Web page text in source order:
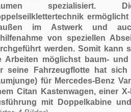
spezialisiert.
im Astwerk und
von speziellen
werden. Somit kann
Arbeiten möglichst baum-
seine Fahrzeugflotte hat
für Mercedes-Benz
Citan Kastenwagen, einer
mit Doppelkabine